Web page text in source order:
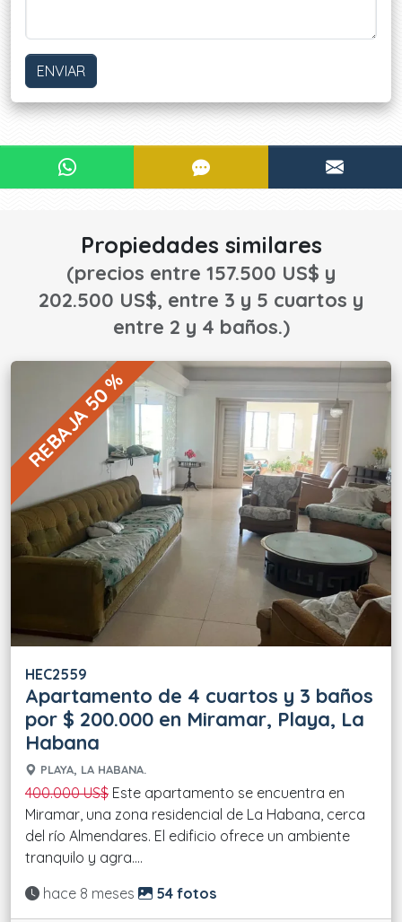
ENVIAR
¿Le interesa?
¡CONTACTE AHORA!
CONTACTAR POR WHATSAPP
CONTACTAR POR SMS
Propiedades similares
(precios entre 157.500 US$ y
202.500 US$, entre 3 y 5 cuartos y
entre 2 y 4 baños.)
REBAJA 50 %
HEC2559
Apartamento de 4 cuartos y 3 baños
por $ 200.000 en Miramar, Playa, La
Habana
PLAYA, LA HABANA.
400.000 US$ Este apartamento se encuentra en
Miramar, una zona residencial de La Habana, cerca
del río Almendares. El edificio ofrece un ambiente
tranquilo y agra....
Actualizado:
hace 8 meses 54 fotos